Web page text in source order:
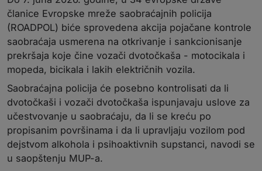
članice Evropske mreže saobraćajnih policija
(ROADPOL) biće sprovedena akcija pojačane kontrole
saobraćaja usmerena na otkrivanje i sankcionisanje
prekršaja koje čine vozači dvotočkaša - motocikala i
mopeda, bicikala i lakih električnih vozila.
Saobraćajna policija će posebno kontrolisati da li
dvotočkaši i vozači dvotočkaša ispunjavaju uslove za
učestvovanje u saobraćaju, da li se kreću po
propisanim površinama i da li upravljaju vozilom pod
dejstvom alkohola i psihoaktivnih supstanci, navodi se
u saopštenju MUP-a.